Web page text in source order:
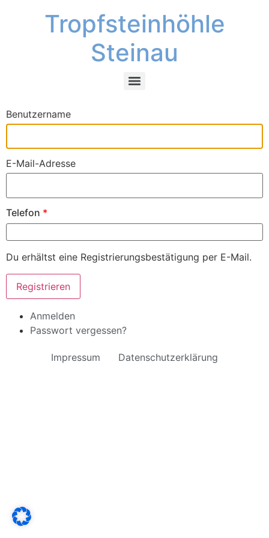
Tropfsteinhöhle
Steinau
Benutzername
E-Mail-Adresse
Telefon *
Du erhältst eine Registrierungsbestätigung per E-Mail.
Registrieren
Anmelden
Passwort vergessen?
Impressum Datenschutzerklärung